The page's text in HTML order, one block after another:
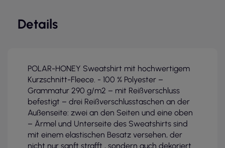
Details
POLAR-HONEY Sweatshirt mit hochwertigem
Kurzschnitt-Fleece. - 100 % Polyester –
Grammatur 290 g/m2 – mit Reißverschluss
befestigt – drei Reißverschlusstaschen an der
Außenseite: zwei an den Seiten und eine oben
– Ärmel und Unterseite des Sweatshirts sind
mit einem elastischen Besatz versehen, der
nicht nur sanft strafft , sondern auch dekoriert